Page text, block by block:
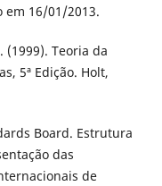
em 16/01/2013.
(1999). Teoria da
5ª Edição. Holt,
Board. Estrutura
das
de